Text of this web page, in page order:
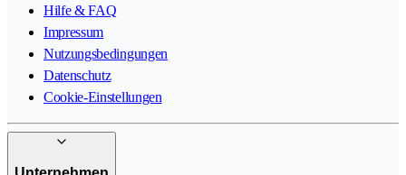
Hilfe & FAQ
Impressum
Nutzungsbedingungen
Datenschutz
Cookie-Einstellungen